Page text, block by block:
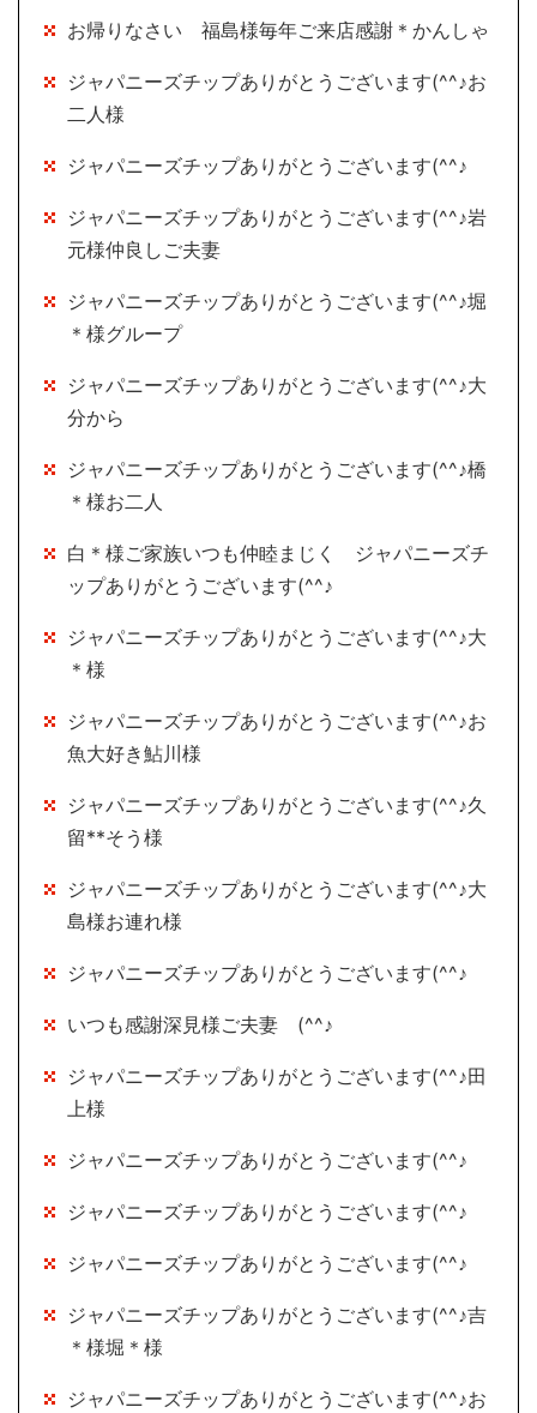
お帰りなさい 福島様毎年ご来店感謝＊かんしゃ
ジャパニーズチップありがとうございます(^^♪お
二人様
ジャパニーズチップありがとうございます(^^♪
ジャパニーズチップありがとうございます(^^♪岩
元様仲良しご夫妻
ジャパニーズチップありがとうございます(^^♪堀
＊様グループ
ジャパニーズチップありがとうございます(^^♪大
分から
ジャパニーズチップありがとうございます(^^♪橋
＊様お二人
白＊様ご家族いつも仲睦まじく ジャパニーズチ
ップありがとうございます(^^♪
ジャパニーズチップありがとうございます(^^♪大
＊様
ジャパニーズチップありがとうございます(^^♪お
魚大好き鮎川様
ジャパニーズチップありがとうございます(^^♪久
留**そう様
ジャパニーズチップありがとうございます(^^♪大
島様お連れ様
ジャパニーズチップありがとうございます(^^♪
いつも感謝深見様ご夫妻 (^^♪
ジャパニーズチップありがとうございます(^^♪田
上様
ジャパニーズチップありがとうございます(^^♪
ジャパニーズチップありがとうございます(^^♪
ジャパニーズチップありがとうございます(^^♪
ジャパニーズチップありがとうございます(^^♪吉
＊様堀＊様
ジャパニーズチップありがとうございます(^^♪お